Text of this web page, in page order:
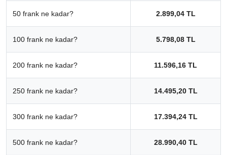
50 frank ne kadar? 2.899,04 TL
100 frank ne kadar? 5.798,08 TL
200 frank ne kadar? 11.596,16 TL
250 frank ne kadar? 14.495,20 TL
300 frank ne kadar? 17.394,24 TL
500 frank ne kadar? 28.990,40 TL